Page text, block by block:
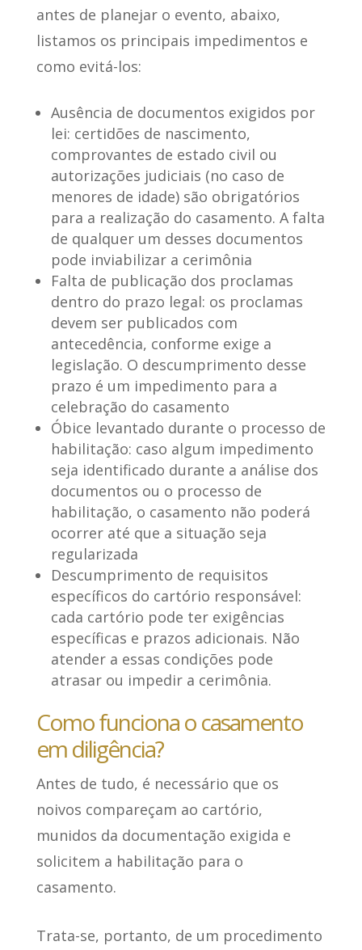
antes de planejar o evento, abaixo,
listamos os principais impedimentos e
como evitá-los:
Ausência de documentos exigidos por
lei: certidões de nascimento,
comprovantes de estado civil ou
autorizações judiciais (no caso de
menores de idade) são obrigatórios
para a realização do casamento. A falta
de qualquer um desses documentos
pode inviabilizar a cerimônia
Falta de publicação dos proclamas
dentro do prazo legal: os proclamas
devem ser publicados com
antecedência, conforme exige a
legislação. O descumprimento desse
prazo é um impedimento para a
celebração do casamento
Óbice levantado durante o processo de
habilitação: caso algum impedimento
seja identificado durante a análise dos
documentos ou o processo de
habilitação, o casamento não poderá
ocorrer até que a situação seja
regularizada
Descumprimento de requisitos
específicos do cartório responsável:
cada cartório pode ter exigências
específicas e prazos adicionais. Não
atender a essas condições pode
atrasar ou impedir a cerimônia.
Como funciona o casamento
em diligência?
Antes de tudo, é necessário que os
noivos compareçam ao cartório,
munidos da documentação exigida e
solicitem a habilitação para o
casamento.
Trata-se, portanto, de um procedimento